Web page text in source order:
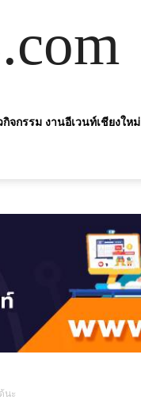
จกรรม งานอีเวนท์เชียงใหม่
นะ